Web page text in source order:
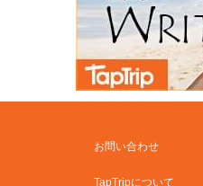
お問い合わせ
TapTripについて